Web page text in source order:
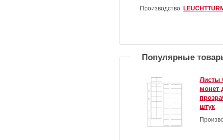
Производство:
Популярные
Листы
монет
штук